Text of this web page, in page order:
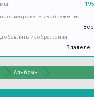
195
изображения:
Все
изображения:
Владелец
Альбомы